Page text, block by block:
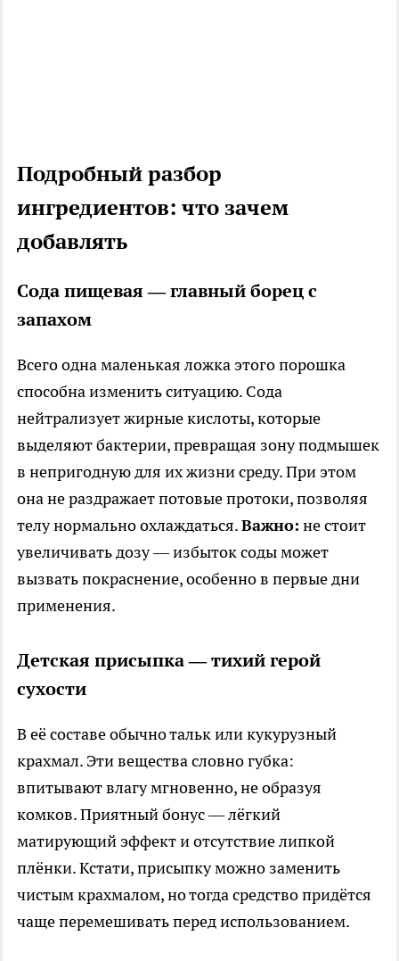
Подробный разбор
ингредиентов: что зачем
добавлять
Сода пищевая — главный борец с
запахом
Всего одна маленькая ложка этого порошка
способна изменить ситуацию. Сода
нейтрализует жирные кислоты, которые
выделяют бактерии, превращая зону подмышек
в непригодную для их жизни среду. При этом
она не раздражает потовые протоки, позволяя
телу нормально охлаждаться.Важно: не стоит
увеличивать дозу — избыток соды может
вызвать покраснение, особенно в первые дни
применения.
Детская присыпка — тихий герой
сухости
В её составе обычно тальк или кукурузный
крахмал. Эти вещества словно губка:
впитывают влагу мгновенно, не образуя
комков. Приятный бонус — лёгкий
матирующий эффект и отсутствие липкой
плёнки. Кстати, присыпку можно заменить
чистым крахмалом, но тогда средство придётся
чаще перемешивать перед использованием.